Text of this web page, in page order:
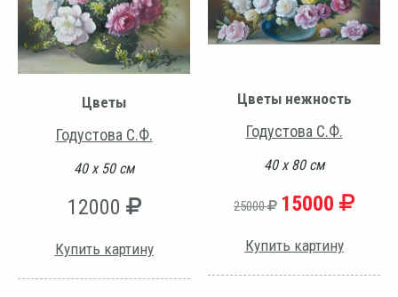
Цветы
Годустова С.Ф.
40 х 50 см
12000
Купить картину
Цветы нежность
Годустова С.Ф.
40 х 80 см
25000 15000
Купить картину